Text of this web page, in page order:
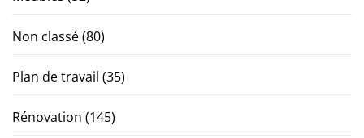
Non classé(80)
Plan de travail (35)
Rénovation (145)